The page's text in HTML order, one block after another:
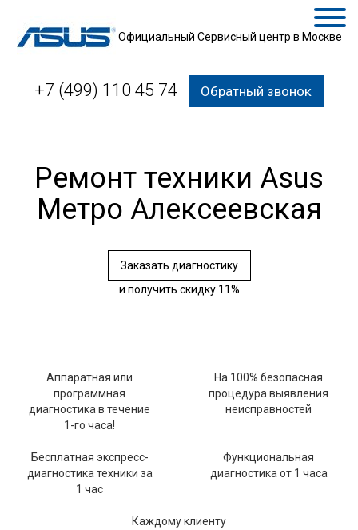
Официальный Сервисный центр в Москве
+7 (499) 110 45 74 Обратный звонок
Ремонт техники Asus
Метро Алексеевская
Заказать диагностику
и получить скидку 11%
Аппаратная или
программная
диагностика в течение
1-го часа!
На 100% безопасная
процедура выявления
неисправностей
Бесплатная экспресс-
диагностика техники за
1 час
Функциональная
диагностика от 1 часа
Каждому клиенту